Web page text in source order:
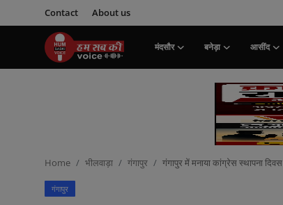
Contact About us
मंदसौर बनेड़ा आसींद
Home भीलवाड़ा गंगापुर गंगापुर में मनाया कांग्रेस स्थापना दिवस
गंगापुर